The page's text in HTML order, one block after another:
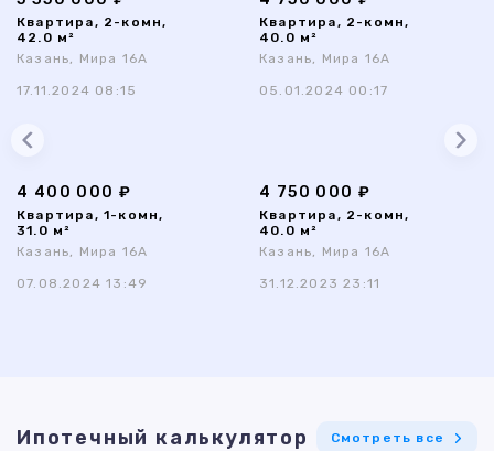
Квартира, 2-комн,
42.0 м²
Казань, Мира 16А
17.11.2024 08:15
Квартира, 2-комн,
40.0 м²
Казань, Мира 16А
05.01.2024 00:17
4 400 000 ₽
Квартира, 1-комн,
31.0 м²
Казань, Мира 16А
07.08.2024 13:49
4 750 000 ₽
Квартира, 2-комн,
40.0 м²
Казань, Мира 16А
31.12.2023 23:11
Ипотечный калькулятор Смотреть все